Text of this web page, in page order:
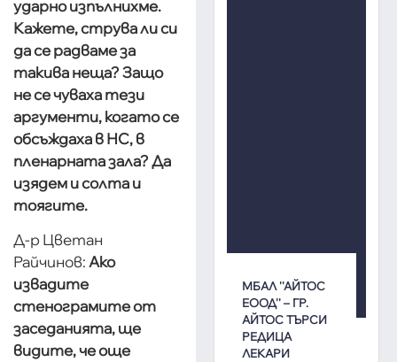
ударно изпълнихме.
Кажете, струва ли си
да се радваме за
такива неща? Защо
не се чуваха тези
аргументи, когато се
обсъждаха в НС, в
пленарната зала? Да
изядем и солта и
тоягите.
Д-р Цветан
Райчинов:Ако
извадите
стенограмите от
заседанията, ще
видите, че още
МБАЛ ''АЙТОС
ЕООД'' – ГР.
АЙТОС ТЪРСИ
РЕДИЦА
ЛЕКАРИ